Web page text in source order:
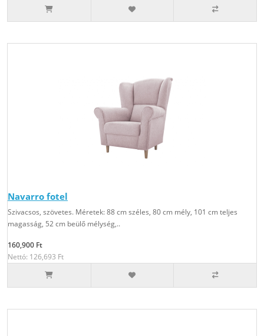
Navarro fotel
Szivacsos, szövetes. Méretek: 88 cm széles, 80 cm mély, 101 cm teljes
magasság, 52 cm beülő mélység,..
160,900 Ft
Nettó: 126,693 Ft